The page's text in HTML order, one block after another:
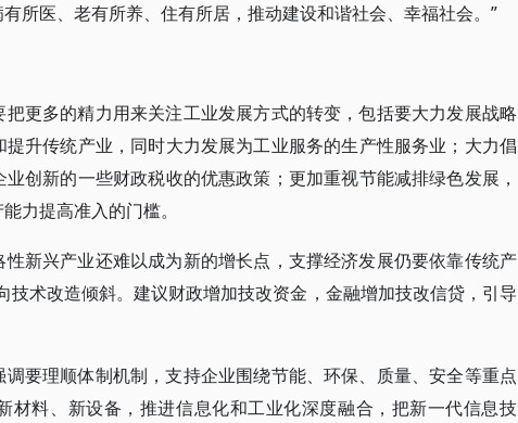
所医、老有所养、住有所居，推动建设和谐社会、幸福社会。”
更多的精力用来关注工业发展方式的转变，包括要大力发展战略
升传统产业，同时大力发展为工业服务的生产性服务业；大力倡
创新的一些财政税收的优惠政策；更加重视节能减排绿色发展，
力提高准入的门槛。
新兴产业还难以成为新的增长点，支撑经济发展仍要依靠传统产
技术改造倾斜。建议财政增加技改资金，金融增加技改信贷，引导
要理顺体制机制，支持企业围绕节能、环保、质量、安全等重点
材料、新设备，推进信息化和工业化深度融合，把新一代信息技